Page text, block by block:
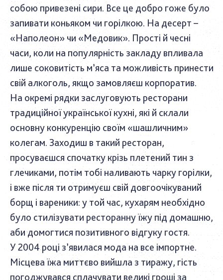
собою привезені сири. Все це добро гоже було
запивати коньяком чи горілкою. На десерт –
«Наполеон» чи «Медовик». Прості й чесні
часи, коли на популярність закладу впливала
лише соковитість м’яса та можливість принести
свій алкоголь, якщо замовляєш корпоратив.
На окремі рядки заслуговують ресторани
традиційної української кухні, які й склали
основну конкуренцію своїм «шашличним»
колегам. Заходиш в такий ресторан,
просуваєшся спочатку крізь плетений тин з
глечиками, потім тобі наливають чарку горілки,
і вже після ти отримуєш свій довгоочікуваний
борщ і вареники: у той час, кухарям необхідно
було стилізувати ресторанну їжу під домашню,
аби домогтися позитивного відгуку гостя.
У 2004 році з’явилася мода на все імпортне.
Місцева їжа миттєво вийшла з тиражу, гість
погоджувався сплачувати великі гроші за